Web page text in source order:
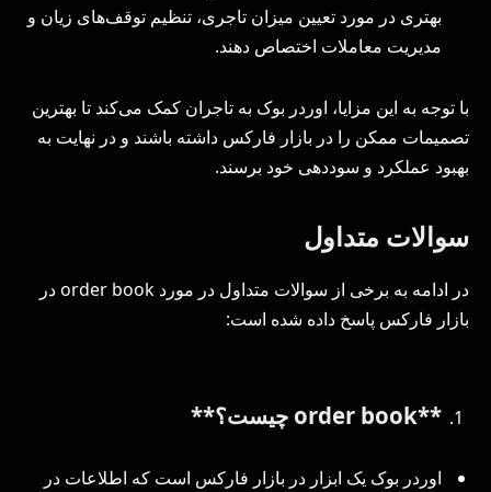
بهتری در مورد تعیین میزان تاجری، تنظیم توقف‌های زیان و
مدیریت معاملات اختصاص دهند.
با توجه به این مزایا، اوردر بوک به تاجران کمک می‌کند تا بهترین
تصمیمات ممکن را در بازار فارکس داشته باشند و در نهایت به
بهبود عملکرد و سوددهی خود برسند.
سوالات متداول
در ادامه به برخی از سوالات متداول در مورد order book در
بازار فارکس پاسخ داده شده است:
**order book چیست؟**
اوردر بوک یک ابزار در بازار فارکس است که اطلاعات در